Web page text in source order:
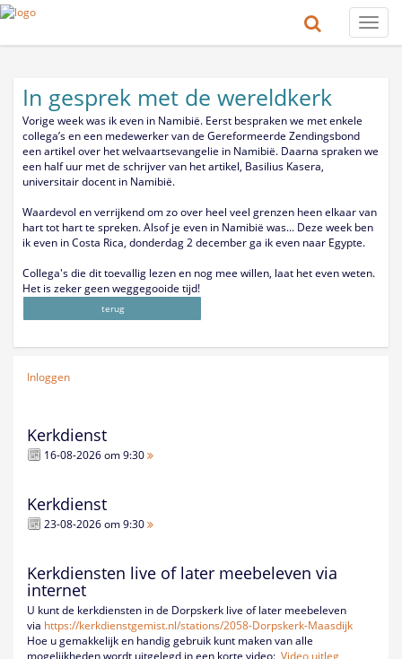
Toggle
In gesprek met de wereldkerk
Vorige week was ik even in Namibië. Eerst bespraken we met enkele
collega’s en een medewerker van de Gereformeerde Zendingsbond
een artikel over het welvaartsevangelie in Namibië. Daarna spraken we
een half uur met de schrijver van het artikel, Basilius Kasera,
universitair docent in Namibië.
Waardevol en verrijkend om zo over heel veel grenzen heen elkaar van
hart tot hart te spreken. Alsof je even in Namibië was... Deze week ben
ik even in Costa Rica, donderdag 2 december ga ik even naar Egypte.
Collega's die dit toevallig lezen en nog mee willen, laat het even weten.
Het is zeker geen weggegooide tijd!
terug
Inloggen
Kerkdienst
16-08-2026 om 9:30
Kerkdienst
23-08-2026 om 9:30
Kerkdiensten live of later meebeleven via
internet
U kunt de kerkdiensten in de Dorpskerk live of later meebeleven
via https://kerkdienstgemist.nl/stations/2058-Dorpskerk-Maasdijk
Hoe u gemakkelijk en handig gebruik kunt maken van alle